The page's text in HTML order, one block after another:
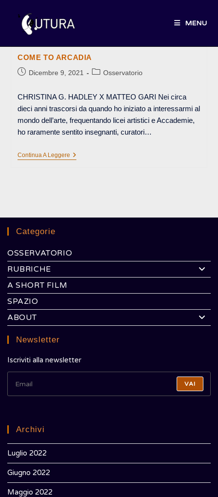
contenuto
MENU
COME TO ARCADIA
ArticoloDicembre 9, 2021
Categoria
Osservatorio
CHRISTINA G. HADLEY X MATTEO GARI Nei circa
dieci anni trascorsi da quando ho iniziato a interessarmi al
mondo dell’arte, frequentando licei artistici e Accademie,
ho raramente sentito insegnanti, curatori…
Continua A LeggereCOME
Categorie
OSSERVATORIO
RUBRICHE
A SHORT FILM
SPAZIO
ABOUT
Newsletter
Iscriviti alla newsletter
VAI
Archivi
Luglio 2022
Giugno 2022
Maggio 2022